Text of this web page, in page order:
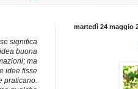
martedì 24 maggio
significa
buona
ma
idee fisse
praticano.